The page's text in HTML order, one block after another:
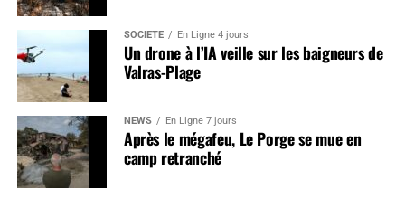
SOCIÉTÉ En Ligne 4 jours
Un drone à l’IA veille sur les baigneurs de
Valras-Plage
NEWS En Ligne 7 jours
Après le mégafeu, Le Porge se mue en
camp retranché